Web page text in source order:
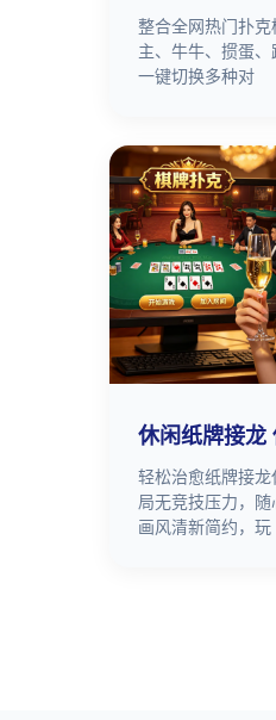
整合全网热门扑
主、牛牛、掼蛋、
一键切换多种对
休闲纸牌接龙
轻松治愈纸牌接
局无竞技压力，随
画风清新简约，玩